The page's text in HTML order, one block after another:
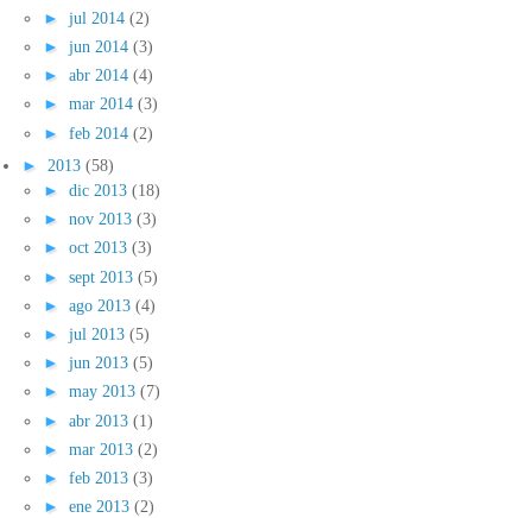
► jul 2014 (2)
► jun 2014 (3)
► abr 2014 (4)
► mar 2014 (3)
► feb 2014 (2)
► 2013 (58)
► dic 2013 (18)
► nov 2013 (3)
► oct 2013 (3)
► sept 2013 (5)
► ago 2013 (4)
► jul 2013 (5)
► jun 2013 (5)
► may 2013 (7)
► abr 2013 (1)
► mar 2013 (2)
► feb 2013 (3)
► ene 2013 (2)